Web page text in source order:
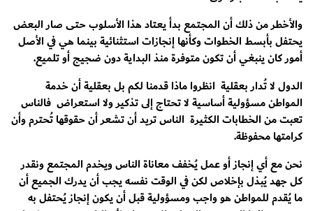
والأخطر من ذلك أن المجتمع بدأ يعتاد هذا الأسلوب حتى صار البعض
يحتفل بأبسط الخطوات وكأنها إنجازات استثنائية بينما هي في الأصل
أمور كان ينبغي أن تكون متوفرة منذ البداية دون ضجيج أو تلميع.
الدول لا تُدار بعقلية انظروا ماذا قدمنا لكم بل بعقلية أن خدمة
المواطن مسؤولية أساسية لا تحتاج إلى تذكير ولا استعراض فالناس
تعبت من الخطابات الكثيرة الناس تريد أن تشعر أن حقوقها تُحترم وأن
كرامتها محفوظة.
نحن مع أي إنجاز أو عمل يُخفف معاناة الناس ويخدم المجتمع ونقدر
كل جهد يُبذل بإخلاص لكن في الوقت نفسه يجب أن يدرك الجميع أن
ما يُقدم للمواطن هو واجب ومسؤولية قبل أن يكون إنجاز يُحتفل به